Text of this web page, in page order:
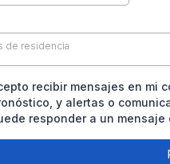
de residencia
recibir mensajes en mi
y alertas o
responder a un